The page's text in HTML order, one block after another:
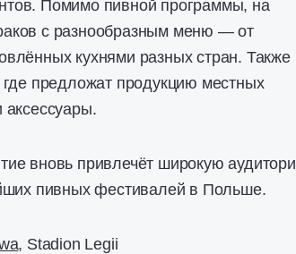
Помимо пивной программы, на
с разнообразным меню — от
кухнями разных стран. Также
предложат продукцию местных
аксессуары.
вновь привлечёт широкую
пивных фестивалей в Польше.
, Stadion Legii